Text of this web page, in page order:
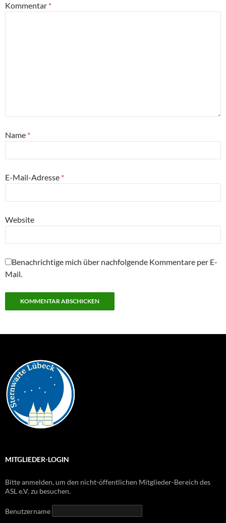
Kommentar *
Name *
E-Mail-Adresse *
Website
Benachrichtige mich über nachfolgende Kommentare per E-
Mail.
MITGLIEDER-LOGIN
Bitte anmelden, um den nicht-öffentlichen Mitglieder-Bereich des
ASL e.V. zu besuchen.
Benutzername